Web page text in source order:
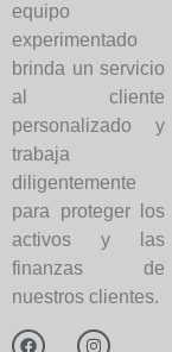
equipo
experimentado
brinda un servicio
al cliente
personalizado y
trabaja
diligentemente
para proteger los
activos y las
finanzas de
nuestros clientes.